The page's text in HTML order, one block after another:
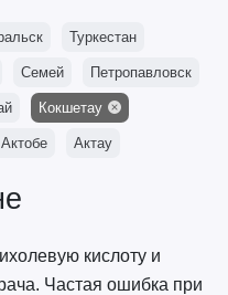
Туркестан
Семей Петропавловск
Кокшетау
Актобе Актау
кислоту и
Частая ошибка при